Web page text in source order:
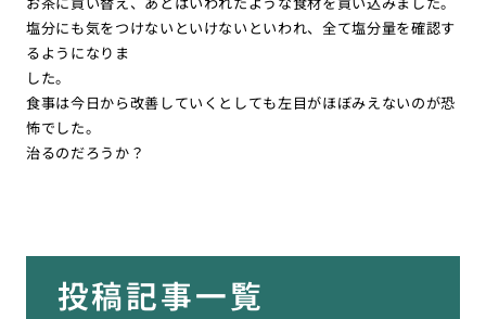
塩分にも気をつけないといけないといわれ、全て塩分量を確認す
るようになりま
した。
食事は今日から改善していくとしても左目がほぼみえないのが恐
怖でした。
治るのだろうか？
投稿記事一覧